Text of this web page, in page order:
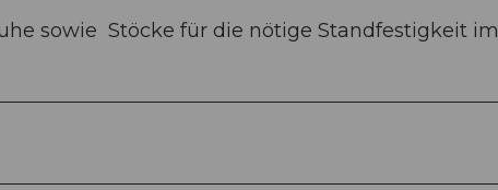
sowie Stöcke für die nötige Standfestigkeit im